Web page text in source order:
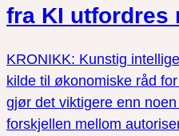
fra KI utfordres
KRONIKK: Kunstig
kilde til økonomiske råd
gjør det viktigere enn
forskjellen mellom